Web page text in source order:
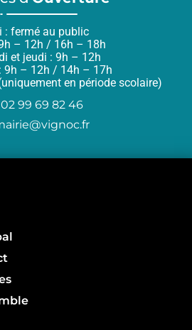
: fermé au public
– 12h / 16h – 18h
et jeudi : 9h – 12h
9h – 12h / 14h – 17h
en période scolaire)
02 99 69 82 46